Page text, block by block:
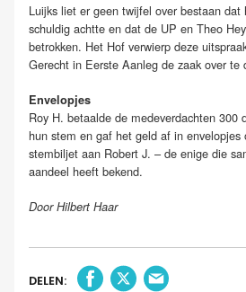
Luijks liet er geen twijfel over bestaan dat
schuldig achtte en dat de UP en Theo
betrokken. Het Hof verwierp deze
Gerecht in Eerste Aanleg de zaak over te
Envelopjes
Roy H. betaalde de medeverdachten 300
hun stem en gaf het geld af in
stembiljet aan Robert J. – de enige die
aandeel heeft bekend.
Door Hilbert Haar
DELEN: